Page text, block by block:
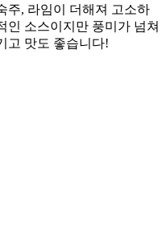
주, 라임이 더해져 고소하
인 소스이지만 풍미가 넘쳐
고 맛도 좋습니다!